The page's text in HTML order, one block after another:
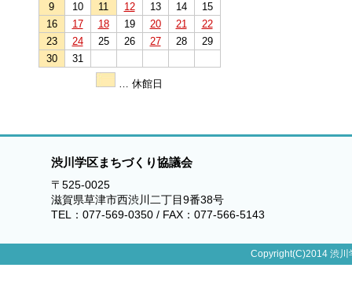
9
10 11 12 13 14
15
16
17 18 19 20 21
22
23
24 25 26 27 28
29
30
31
… 休館日
渋川学区まちづくり協議会
〒525-0025
滋賀県草津市西渋川二丁目9番38号
TEL：077-569-0350 / FAX：077-566-5143
Copyright(C)2014 渋川